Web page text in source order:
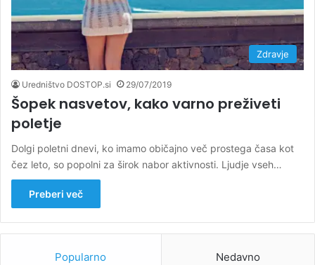
Zdravje
Uredništvo DOSTOP.si 29/07/2019
Šopek nasvetov, kako varno preživeti
poletje
Dolgi poletni dnevi, ko imamo običajno več prostega časa kot
čez leto, so popolni za širok nabor aktivnosti. Ljudje vseh…
Preberi več
Popularno Nedavno